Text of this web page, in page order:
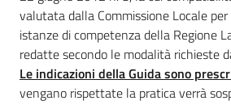
valutata dalla Commissione Locale per
istanze di competenza della Regione
redatte secondo le modalità richieste
Le indicazioni della Guida sono
vengano rispettate la pratica verrà